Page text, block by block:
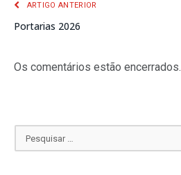
ARTIGO ANTERIOR
Portarias 2026
Os comentários estão encerrados.